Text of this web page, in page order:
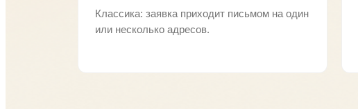
Классика: заявка приходит письмом на один
или несколько адресов.